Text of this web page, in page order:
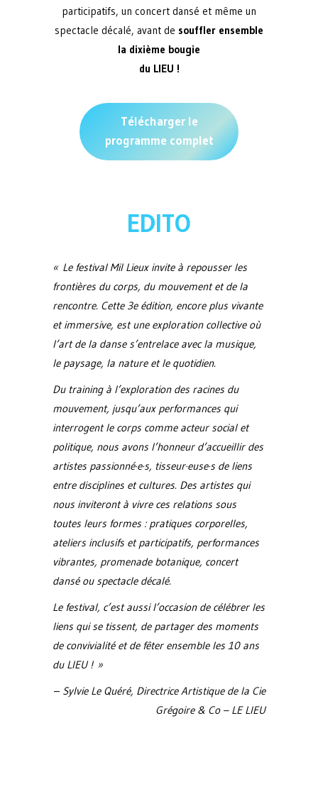
participatifs, un concert dansé et même un
spectacle décalé, avant de souffler ensemble
la dixième bougie
du LIEU !
Télécharger le
programme complet
EDITO
« Le festival Mil Lieux invite à repousser les
frontières du corps, du mouvement et de la
rencontre. Cette 3e édition, encore plus vivante
et immersive, est une exploration collective où
l’art de la danse s’entrelace avec la musique,
le paysage, la nature et le quotidien.
Du training à l’exploration des racines du
mouvement, jusqu’aux performances qui
interrogent le corps comme acteur social et
politique, nous avons l’honneur d’accueillir des
artistes passionné·e·s, tisseur·euse·s de liens
entre disciplines et cultures. Des artistes qui
nous inviteront à vivre ces relations sous
toutes leurs formes : pratiques corporelles,
ateliers inclusifs et participatifs, performances
vibrantes, promenade botanique, concert
dansé ou spectacle décalé.
Le festival, c’est aussi l’occasion de célébrer les
liens qui se tissent, de partager des moments
de convivialité et de fêter ensemble les 10 ans
du LIEU ! »
– Sylvie Le Quéré, Directrice Artistique de la Cie
Grégoire & Co – LE LIEU